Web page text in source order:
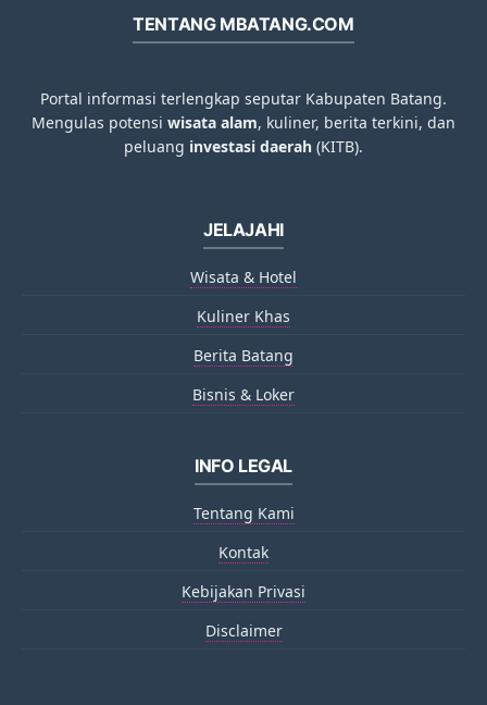
TENTANG MBATANG.COM
Portal informasi terlengkap seputar Kabupaten Batang.
Mengulas potensi wisata alam, kuliner, berita terkini, dan
peluang investasi daerah (KITB).
JELAJAHI
Wisata & Hotel
Kuliner Khas
Berita Batang
Bisnis & Loker
INFO LEGAL
Tentang Kami
Kontak
Kebijakan Privasi
Disclaimer